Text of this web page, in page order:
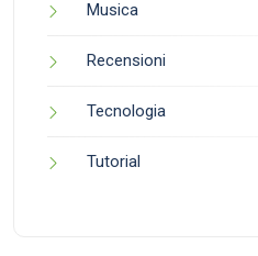
Musica
Recensioni
Tecnologia
Tutorial